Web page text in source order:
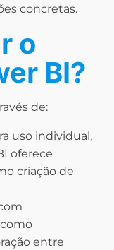
concretas.
o
BI?
de:
uso individual,
oferece
criação de
entre